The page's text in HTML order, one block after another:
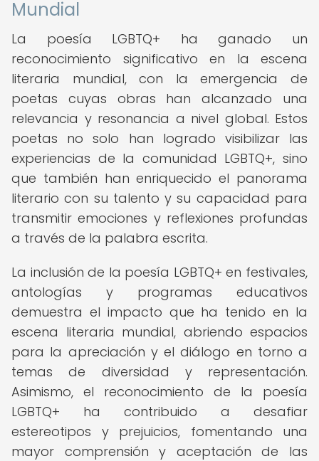
Mundial
La poesía LGBTQ+ ha ganado un
reconocimiento significativo en la escena
literaria mundial, con la emergencia de
poetas cuyas obras han alcanzado una
relevancia y resonancia a nivel global. Estos
poetas no solo han logrado visibilizar las
experiencias de la comunidad LGBTQ+, sino
que también han enriquecido el panorama
literario con su talento y su capacidad para
transmitir emociones y reflexiones profundas
a través de la palabra escrita.
La inclusión de la poesía LGBTQ+ en festivales,
antologías y programas educativos
demuestra el impacto que ha tenido en la
escena literaria mundial, abriendo espacios
para la apreciación y el diálogo en torno a
temas de diversidad y representación.
Asimismo, el reconocimiento de la poesía
LGBTQ+ ha contribuido a desafiar
estereotipos y prejuicios, fomentando una
mayor comprensión y aceptación de las